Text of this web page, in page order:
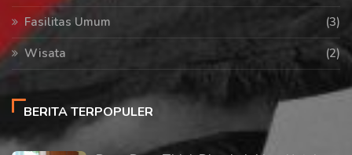
Fasilitas Umum
(3)
Wisata
(2)
BERITA TERPOPULER